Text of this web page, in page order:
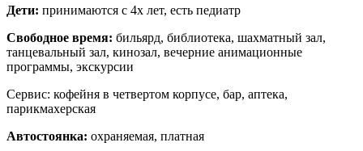
Дети: принимаются с 4х лет, есть педиатр
Свободное время: бильярд, библиотека, шахматный зал,
танцевальный зал, кинозал, вечерние анимационные
программы, экскурсии
Сервис: кофейня в четвертом корпусе, бар, аптека,
парикмахерская
Автостоянка: охраняемая, платная